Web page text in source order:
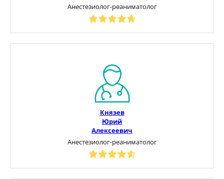
Анестезиолог-реаниматолог
Князев
Юрий
Алексеевич
Анестезиолог-реаниматолог